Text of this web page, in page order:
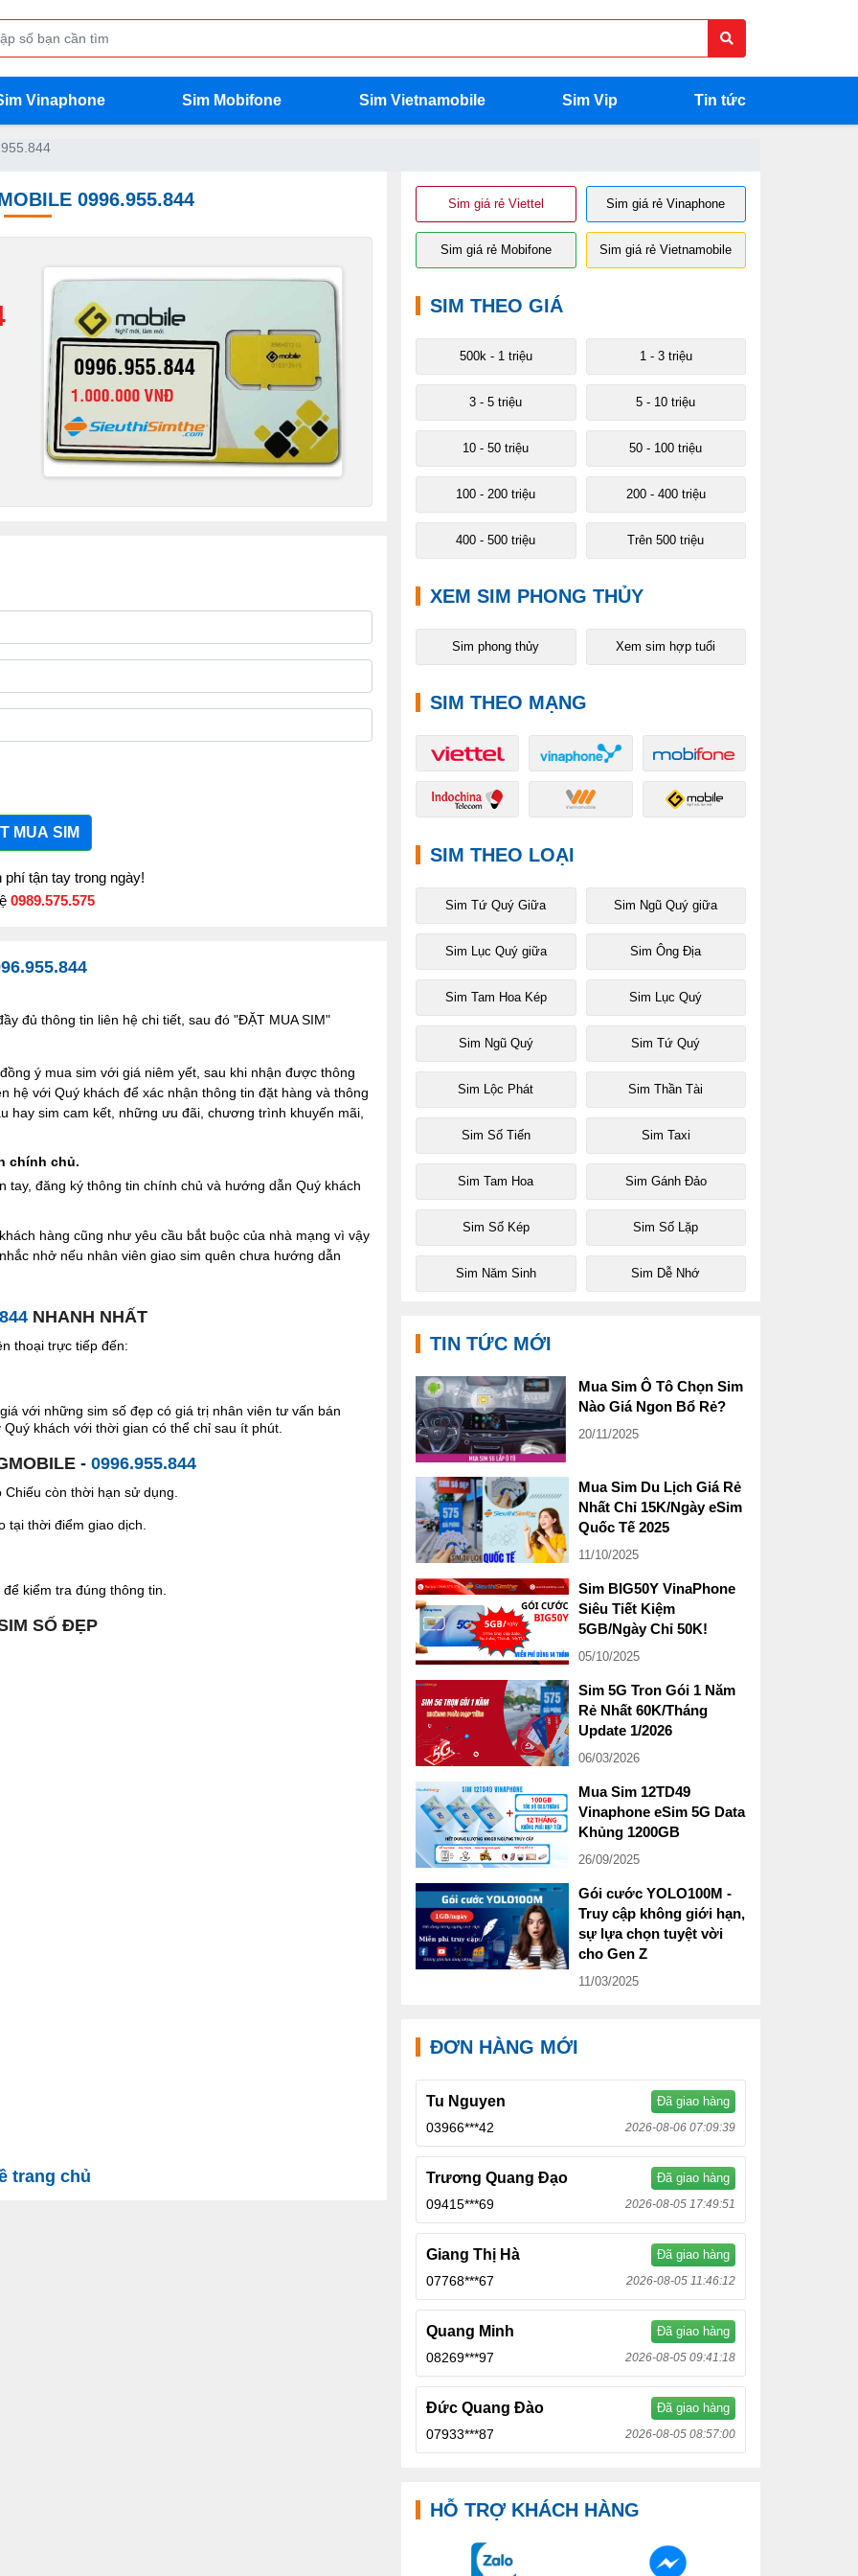
Vinaphone Sim Mobifone Sim Vietnamobile Sim Vip Tin tức
0996.955.844
MUA SIM
tận tay trong ngày!
0989.575.575
đủ thông tin liên hệ chi tiết, sau đó "ĐẶT MUA SIM"
ý mua sim với giá niêm yết, sau khi nhận được thông
hệ với Quý khách để xác nhận thông tin đặt hàng và thông
hay sim cam kết, những ưu đãi, chương trình khuyến mãi,
chính chủ.
tay, đăng ký thông tin chính chủ và hướng dẫn Quý khách
hàng cũng như yêu cầu bắt buộc của nhà mạng vì vậy
nhở nếu nhân viên giao sim quên chưa hướng dẫn
NHANH NHẤT
thoại trực tiếp đến:
với những sim số đẹp có giá trị nhân viên tư vấn bán
khách với thời gian có thể chỉ sau ít phút.
- 0996.955.844
còn thời hạn sử dụng.
tại thời điểm giao dịch.
kiểm tra đúng thông tin.
SỐ ĐẸP
trang chủ
Sim giá rẻ Viettel Sim giá rẻ Vinaphone
Sim giá rẻ Mobifone Sim giá rẻ Vietnamobile
SIM THEO GIÁ
500k - 1 triệu 1 - 3 triệu
3 - 5 triệu 5 - 10 triệu
10 - 50 triệu 50 - 100 triệu
100 - 200 triệu 200 - 400 triệu
400 - 500 triệu Trên 500 triệu
XEM SIM PHONG THỦY
Sim phong thủy Xem sim hợp tuổi
SIM THEO MẠNG
SIM THEO LOẠI
Sim Tứ Quý Giữa Sim Ngũ Quý giữa
Sim Lục Quý giữa Sim Ông Địa
Sim Tam Hoa Kép Sim Lục Quý
Sim Ngũ Quý Sim Tứ Quý
Sim Lộc Phát Sim Thần Tài
Sim Số Tiến Sim Taxi
Sim Tam Hoa Sim Gánh Đảo
Sim Số Kép Sim Số Lặp
Sim Năm Sinh Sim Dễ Nhớ
TIN TỨC MỚI
Mua Sim Ô Tô Chọn Sim
Nào Giá Ngon Bổ Rẻ?
20/11/2025
Mua Sim Du Lịch Giá Rẻ
Nhất Chỉ 15K/Ngày eSim
Quốc Tế 2025
11/10/2025
Sim BIG50Y VinaPhone
Siêu Tiết Kiệm
5GB/Ngày Chỉ 50K!
05/10/2025
Sim 5G Tron Gói 1 Năm
Rẻ Nhất 60K/Tháng
Update 1/2026
06/03/2026
Mua Sim 12TD49
Vinaphone eSim 5G Data
Khủng 1200GB
26/09/2025
Gói cước YOLO100M -
Truy cập không giới hạn,
sự lựa chọn tuyệt vời
cho Gen Z
11/03/2025
ĐƠN HÀNG MỚI
Tu Nguyen Đã giao hàng
03966***42 2026-08-06 07:09:39
Trương Quang Đạo Đã giao hàng
09415***69 2026-08-05 17:49:51
Giang Thị Hà Đã giao hàng
07768***67 2026-08-05 11:46:12
Quang Minh Đã giao hàng
08269***97 2026-08-05 09:41:18
Đức Quang Đào Đã giao hàng
07933***87 2026-08-05 08:57:00
HỖ TRỢ KHÁCH HÀNG